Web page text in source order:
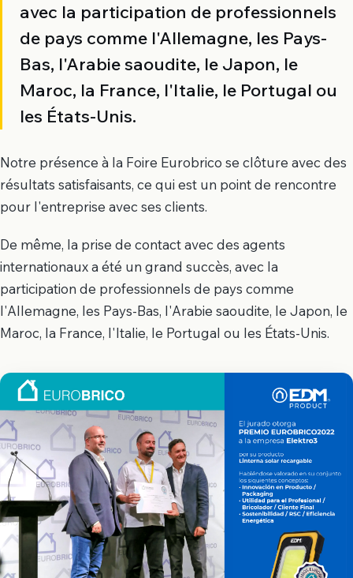
avec la participation de professionnels
de pays comme l'Allemagne, les Pays-
Bas, l'Arabie saoudite, le Japon, le
Maroc, la France, l'Italie, le Portugal ou
les États-Unis.
Notre présence à la Foire Eurobrico se clôture avec des
résultats satisfaisants, ce qui est un point de rencontre
pour l'entreprise avec ses clients.
De même, la prise de contact avec des agents
internationaux a été un grand succès, avec la
participation de professionnels de pays comme
l'Allemagne, les Pays-Bas, l'Arabie saoudite, le Japon, le
Maroc, la France, l'Italie, le Portugal ou les États-Unis.